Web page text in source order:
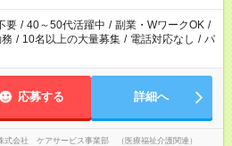
はご案内が難しい場合があります
要 / 40～50代活躍中 / 副業・WワークOK /
/ 10名以上の大量募集 / 電話対応なし / パ
応募する 詳細へ
式会社 ケアサービス事業部 （医療福祉介護関連）